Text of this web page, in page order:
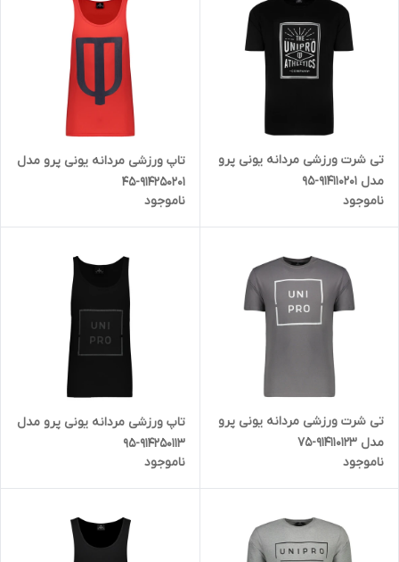
تی شرت ورزشی مردانه یونی پرو
مدل 914110201-95
ناموجود
تاپ ورزشی مردانه یونی پرو مدل
914250201-45
ناموجود
تی شرت ورزشی مردانه یونی پرو
مدل 914110123-75
ناموجود
تاپ ورزشی مردانه یونی پرو مدل
914250113-95
ناموجود